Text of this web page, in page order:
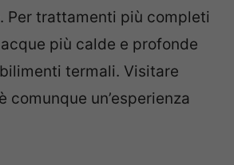
Per trattamenti più completi
più calde e profonde
termali. Visitare
comunque un’esperienza